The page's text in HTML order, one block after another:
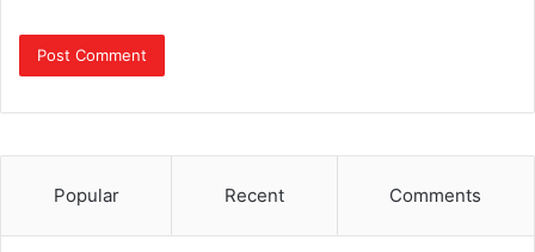
Popular Recent Comments